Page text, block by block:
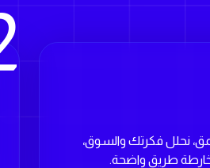
نحلل فكرتك والسوق،
طريق واضحة.